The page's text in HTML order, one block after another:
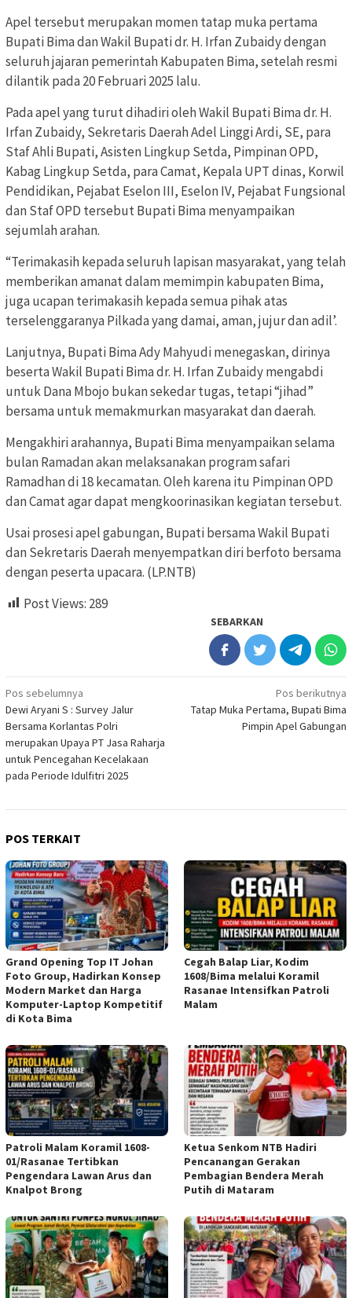
Apel tersebut merupakan momen tatap muka pertama
Bupati Bima dan Wakil Bupati dr. H. Irfan Zubaidy dengan
seluruh jajaran pemerintah Kabupaten Bima, setelah resmi
dilantik pada 20 Februari 2025 lalu.
Pada apel yang turut dihadiri oleh Wakil Bupati Bima dr. H.
Irfan Zubaidy, Sekretaris Daerah Adel Linggi Ardi, SE, para
Staf Ahli Bupati, Asisten Lingkup Setda, Pimpinan OPD,
Kabag Lingkup Setda, para Camat, Kepala UPT dinas, Korwil
Pendidikan, Pejabat Eselon III, Eselon IV, Pejabat Fungsional
dan Staf OPD tersebut Bupati Bima menyampaikan
sejumlah arahan.
“Terimakasih kepada seluruh lapisan masyarakat, yang telah
memberikan amanat dalam memimpin kabupaten Bima,
juga ucapan terimakasih kepada semua pihak atas
terselenggaranya Pilkada yang damai, aman, jujur dan adil’.
Lanjutnya, Bupati Bima Ady Mahyudi menegaskan, dirinya
beserta Wakil Bupati Bima dr. H. Irfan Zubaidy mengabdi
untuk Dana Mbojo bukan sekedar tugas, tetapi “jihad”
bersama untuk memakmurkan masyarakat dan daerah.
Mengakhiri arahannya, Bupati Bima menyampaikan selama
bulan Ramadan akan melaksanakan program safari
Ramadhan di 18 kecamatan. Oleh karena itu Pimpinan OPD
dan Camat agar dapat mengkoorinasikan kegiatan tersebut.
Usai prosesi apel gabungan, Bupati bersama Wakil Bupati
dan Sekretaris Daerah menyempatkan diri berfoto bersama
dengan peserta upacara. (LP.NTB)
Post Views: 289
SEBARKAN
Navigasi
pos
Pos sebelumnya
Dewi Aryani S : Survey Jalur
Bersama Korlantas Polri
merupakan Upaya PT Jasa Raharja
untuk Pencegahan Kecelakaan
pada Periode Idulfitri 2025
Pos berikutnya
Tatap Muka Pertama, Bupati Bima
Pimpin Apel Gabungan
POS TERKAIT
Grand Opening Top IT Johan
Foto Group, Hadirkan Konsep
Modern Market dan Harga
Komputer-Laptop Kompetitif
di Kota Bima
Cegah Balap Liar, Kodim
1608/Bima melalui Koramil
Rasanae Intensifkan Patroli
Malam
Patroli Malam Koramil 1608-
01/Rasanae Tertibkan
Pengendara Lawan Arus dan
Knalpot Brong
Ketua Senkom NTB Hadiri
Pencanangan Gerakan
Pembagian Bendera Merah
Putih di Mataram